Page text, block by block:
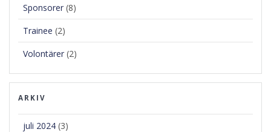
Sponsorer (8)
Trainee (2)
Volontärer (2)
ARKIV
juli 2024 (3)